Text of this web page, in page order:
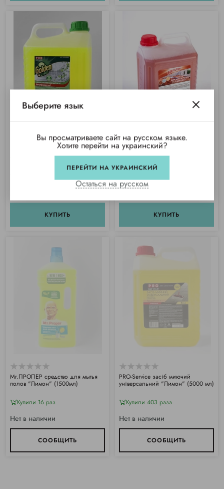
РRO-Service моющее средство
универсальное для поверхности и
пола "Лайм" (5000 мл)
КУПИТЬ
САН КЛИН для мытья полов
(5000мл)
386 грн/шт
КУПИТЬ
Mr.ПРОПЕР средство для мытья
полов "Лимон" (1500мл)
Купили 16 раз
Нет в наличии
СООБЩИТЬ
РRO-Service засіб миючий
універсальний "Лимон" (5000 мл)
Купили 403 раза
Нет в наличии
СООБЩИТЬ
Выберите язык
Вы просматриваете сайт на русском языке.
Хотите перейти на украинский?
ПЕРЕЙТИ НА УКРАИНСКИЙ
Остаться на русском